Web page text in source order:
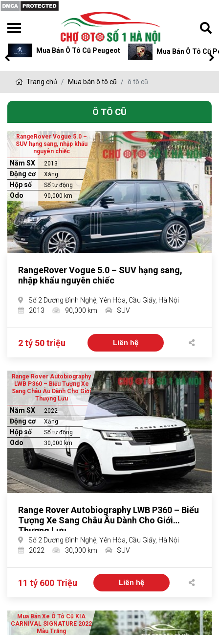
Mua Bán Ô Tô Cũ Peugeot Mua Bán Ô Tô Cũ
Trang chủ Mua bán ô tô cũ ô tô cũ
Ô TÔ CŨ
RangeRover Vogue 5.0 –
SUV hạng sang, nhập khẩu
nguyên chiếc
Năm SX 2013
Động cơ Xăng
Hộp số Số tự động
Odo 90,000 km
RangeRover Vogue 5.0 – SUV hạng sang,
nhập khẩu nguyên chiếc
Số 2 Dương Đình Nghệ, Yên Hòa, Cầu Giấy, Hà Nội
2013
90,000 km SUV
2 tỷ 50 triệu Liên hệ
Range Rover Autobiography
LWB P360 – Biểu Tượng Xe
Sang Châu Âu Dành Cho Giới
Thượng Lưu
Năm SX 2022
Động cơ Xăng
Hộp số Số tự động
Odo 30,000 km
Range Rover Autobiography LWB P360 – Biểu
Tượng Xe Sang Châu Âu Dành Cho Giới
Thượng Lưu
Số 2 Dương Đình Nghệ, Yên Hòa, Cầu Giấy, Hà Nội
2022
30,000 km SUV
11 tỷ 600 Triệu Liên hệ
Mua Bán Xe Ô Tô Cũ KIA
CARNIVAL SIGNATURE 2022
Màu Trắng